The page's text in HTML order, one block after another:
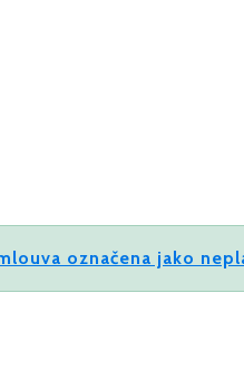
označena jako